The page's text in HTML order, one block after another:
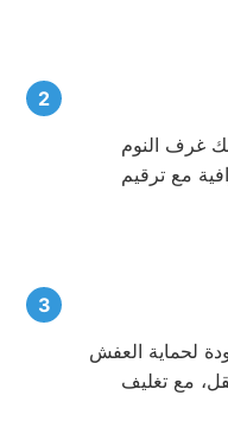
غرف النوم
مع ترقيم
لحماية العفش
مع تغليف